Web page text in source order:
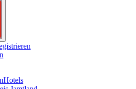
Hotels